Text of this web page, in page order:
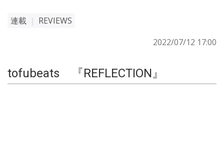
連載
REVIEWS
2022/07/12 17:00
tofubeats 『REFLECTION』